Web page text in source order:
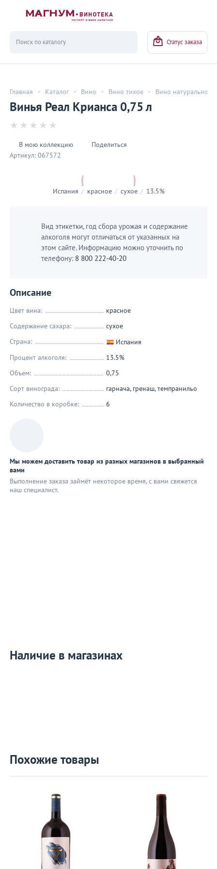
Статус заказа
Главная - Каталог - Вино - Вино тихое - Вино натуральное
Винья Реал Крианса 0,75 л
В мою коллекцию
Поделиться
Артикул: 067572
Испания / красное / сухое / 13.5%
Вид этикетки, год сбора урожая и содержание
алкоголя могут отличаться от указанных на
этом сайте. Информацию можно уточнить по
телефону: 8 800 222-40-20
Описание
Цвет вина:
красное
Содержание сахара:
сухое
Страна:
Испания
Процент алкоголя:
13.5%
Объем:
0,75
Сорт винограда:
гарнача, гренаш,темпранильо
Количество в коробке:
6
Мы можем доставить товар из разных магазинов в выбранный
вами
Выполнение заказа займёт некоторое время, с вами свяжется
наш специaлист.
Наличие в магазинах
Похожие товары